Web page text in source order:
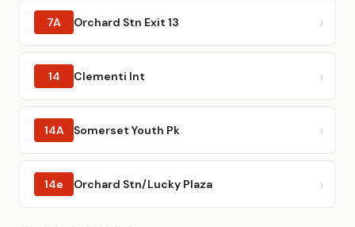
7A Orchard Stn Exit 13
14 Clementi Int
14A Somerset Youth Pk
14e Orchard Stn/Lucky Plaza